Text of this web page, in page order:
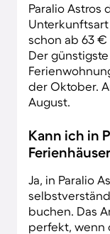
Paralio Astros
schon ab 63
Der
der Oktober.
August.
Kann ich in
Ja, in Paralio
buchen. Das
perfekt, wenn